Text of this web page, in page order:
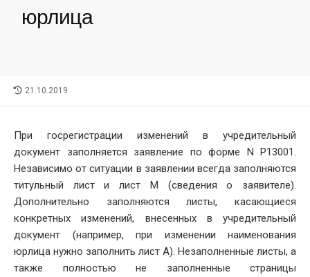
юрлица
LAST
21.10.2019
При госрегистрации изменений в учредительный
документ заполняется заявление по форме N Р13001.
Независимо от ситуации в заявлении всегда заполняются
титульный лист и лист М (сведения о заявителе).
Дополнительно заполняются листы, касающиеся
конкретных изменений, внесенных в учредительный
документ (например, при изменении наименования
юрлица нужно заполнить лист А). Незаполненные листы, а
также полностью не заполненные страницы